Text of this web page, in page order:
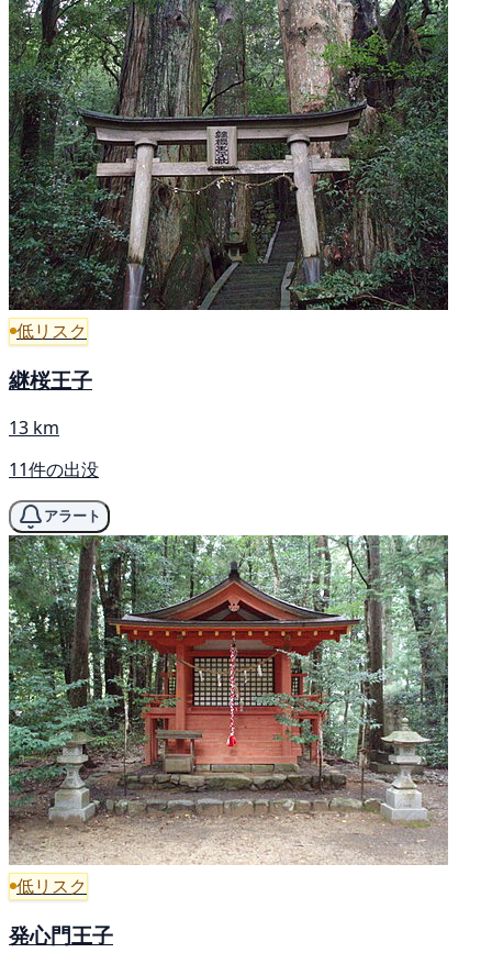
低リスク
継桜王子
13 km
11件の出没
アラート
低リスク
発心門王子